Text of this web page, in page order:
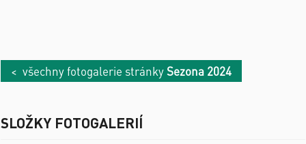
< všechny fotogalerie stránkySezona 2024
SLOŽKY FOTOGALERIÍ